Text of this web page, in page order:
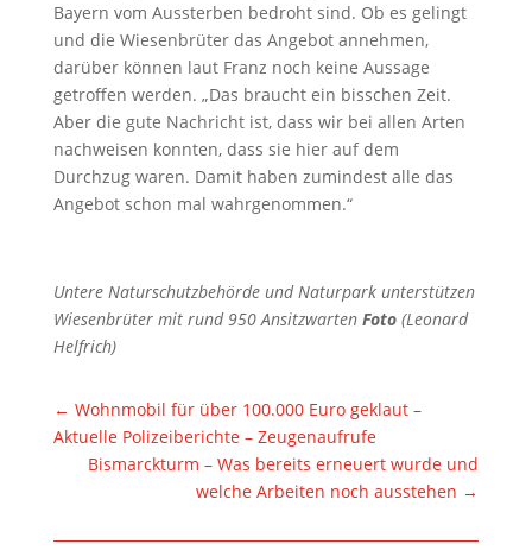
Bayern vom Aussterben bedroht sind. Ob es gelingt
und die Wiesenbrüter das Angebot annehmen,
darüber können laut Franz noch keine Aussage
getroffen werden. „Das braucht ein bisschen Zeit.
Aber die gute Nachricht ist, dass wir bei allen Arten
nachweisen konnten, dass sie hier auf dem
Durchzug waren. Damit haben zumindest alle das
Angebot schon mal wahrgenommen.“
Untere Naturschutzbehörde und Naturpark unterstützen
Wiesenbrüter mit rund 950 Ansitzwarten Foto(Leonard
Helfrich)
← Wohnmobil für über 100.000 Euro geklaut –
Aktuelle Polizeiberichte – Zeugenaufrufe
Bismarckturm – Was bereits erneuert wurde und
welche Arbeiten noch ausstehen →